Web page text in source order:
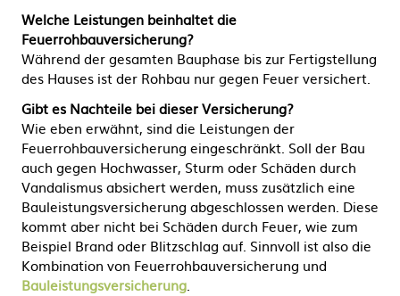
Welche Leistungen beinhaltet die
Feuerrohbauversicherung?
Während der gesamten Bauphase bis zur Fertigstellung
des Hauses ist der Rohbau nur gegen Feuer versichert.
Gibt es Nachteile bei dieser Versicherung?
Wie eben erwähnt, sind die Leistungen der
Feuerrohbauversicherung eingeschränkt. Soll der Bau
auch gegen Hochwasser, Sturm oder Schäden durch
Vandalismus absichert werden, muss zusätzlich eine
Bauleistungsversicherung abgeschlossen werden. Diese
kommt aber nicht bei Schäden durch Feuer, wie zum
Beispiel Brand oder Blitzschlag auf. Sinnvoll ist also die
Kombination von Feuerrohbauversicherung und
Bauleistungsversicherung.